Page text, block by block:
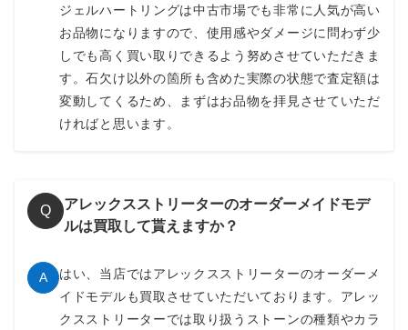
ジェルハートリングは中古市場でも非常に人気が高い
お品物になりますので、使用感やダメージに問わず少
しでも高く買い取りできるよう努めさせていただきま
す。石欠け以外の箇所も含めた実際の状態で査定額は
変動してくるため、まずはお品物を拝見させていただ
ければと思います。
Q
アレックスストリーターのオーダーメイドモデ
ルは買取して貰えますか？
A
はい、当店ではアレックスストリーターのオーダーメ
イドモデルも買取させていただいております。アレッ
クスストリーターでは取り扱うストーンの種類やカラ